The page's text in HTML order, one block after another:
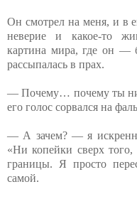
Он смотрел на меня, и в
неверие и какое-то
картина мира, где он —
рассыпалась в прах.
— Почему… почему ты
его голос сорвался на
— А зачем? — я
«Ни копейки сверх того,
границы. Я просто
самой.